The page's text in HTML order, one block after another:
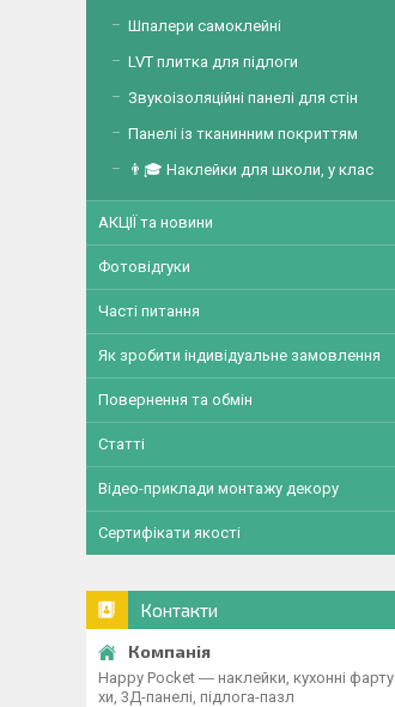
Шпалери самоклейні
LVT плитка для підлоги
Звукоізоляційні панелі для стін
Панелі із тканинним покриттям
👨🎓 Наклейки для школи, у клас
АКЦІЇ та новини
Фотовідгуки
Часті питання
Як зробити індивідуальне замовлення
Повернення та обмін
Статті
Відео-приклади монтажу декору
Сертифікати якості
Контакти
Happy Pocket ― наклейки, кухонні фарту
хи, 3Д-панелі, підлога-пазл